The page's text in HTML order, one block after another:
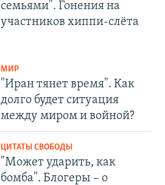
семьями". Гонения на
участников хиппи-слёта
МИР
"Иран тянет время". Как
долго будет ситуация
между миром и войной?
ЦИТАТЫ СВОБОДЫ
"Может ударить, как
бомба". Блогеры – о